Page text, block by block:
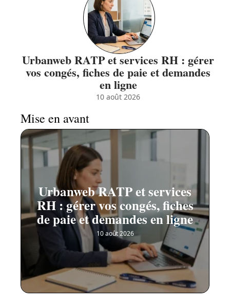
Urbanweb RATP et services RH : gérer
vos congés, fiches de paie et demandes
en ligne
10 août 2026
Mise en avant
Urbanweb RATP et services
RH : gérer vos congés, fiches
de paie et demandes en ligne
10 août 2026